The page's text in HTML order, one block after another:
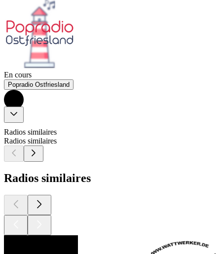
En cours
Popradio Ostfriesland
Radios similaires
Radios similaires
Radios similaires